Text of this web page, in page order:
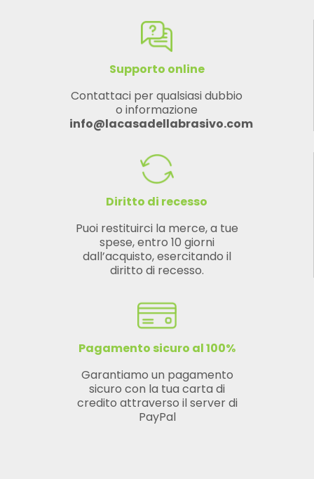
Supporto online
Contattaci per qualsiasi dubbio
o informazione
info@lacasadellabrasivo.com
Diritto di recesso
Puoi restituirci la merce, a tue
spese, entro 10 giorni
dall’acquisto, esercitando il
diritto di recesso.
Pagamento sicuro al 100%
Garantiamo un pagamento
sicuro con la tua carta di
credito attraverso il server di
PayPal